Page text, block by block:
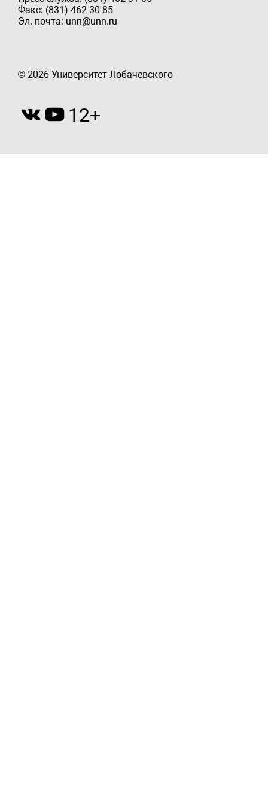
Факс: (831) 462 30 85
Эл. почта: unn@unn.ru
© 2026 Университет Лобачевского
12+